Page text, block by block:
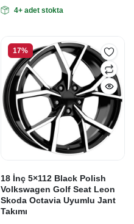
fiyat:
andaki
30.650,00₺.
4+ adet stokta
17%
18 İnç 5×112 Black Polish
Volkswagen Golf Seat Leon
Skoda Octavia Uyumlu Jant
Takımı